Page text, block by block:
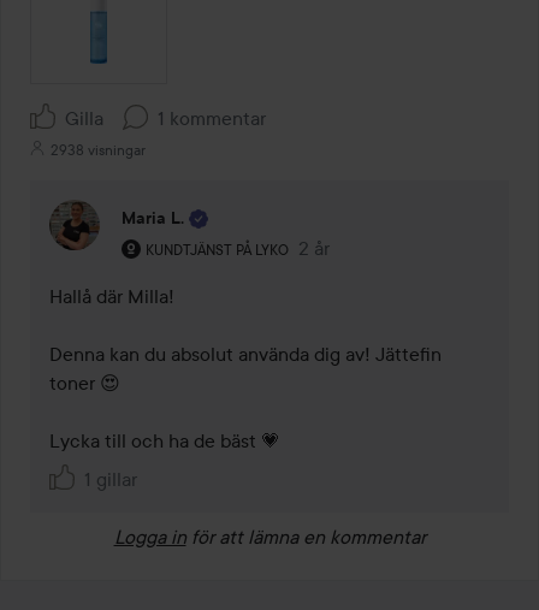
Gilla 1 kommentar
2938 visningar
Maria L.
KUNDTJÄNST PÅ LYKO
Användarens roll: Kundtjänst på Lyko.
2 år
Kommentaren lades 2 år
Hallå där Milla!
Denna kan du absolut använda dig av! Jättefin
toner 😍
Lycka till och ha de bäst 💗
1 gillar
Logga in för att lämna en kommentar